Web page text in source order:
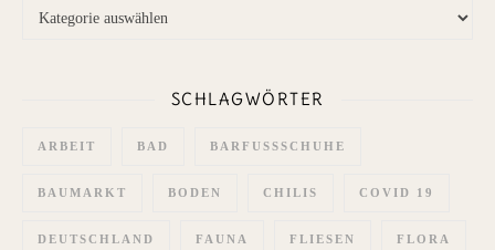
SCHLAGWÖRTER
ARBEIT BAD BARFUSSSCHUHE
BAUMARKT BODEN CHILIS COVID 19
DEUTSCHLAND FAUNA FLIESEN FLORA